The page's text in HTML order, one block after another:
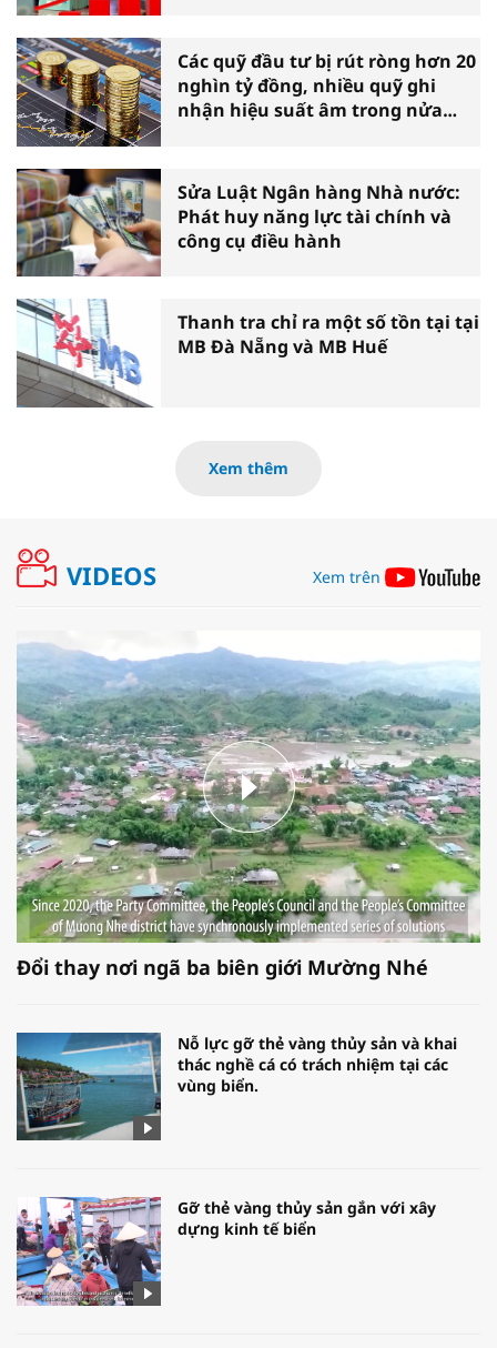
Các quỹ đầu tư bị rút ròng hơn 20
nghìn tỷ đồng, nhiều quỹ ghi
nhận hiệu suất âm trong nửa
Sửa Luật Ngân hàng Nhà nước:
Phát huy năng lực tài chính và
công cụ điều hành
Thanh tra chỉ ra một số tồn tại tại
MB Đà Nẵng và MB Huế
Xem thêm
VIDEOS Xem trên
Đổi thay nơi ngã ba biên giới Mường Nhé
Nỗ lực gỡ thẻ vàng thủy sản và khai
thác nghề cá có trách nhiệm tại các
vùng biển.
Gỡ thẻ vàng thủy sản gắn với xây
dựng kinh tế biển